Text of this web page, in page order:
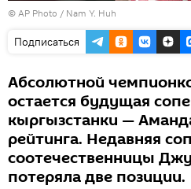
© AP Photo / Nam Y. Huh
Подписаться
Абсолютной
остается будущая
кыргызстанки —
рейтинга. Недавняя
соотечественницы
потеряла две позиции.